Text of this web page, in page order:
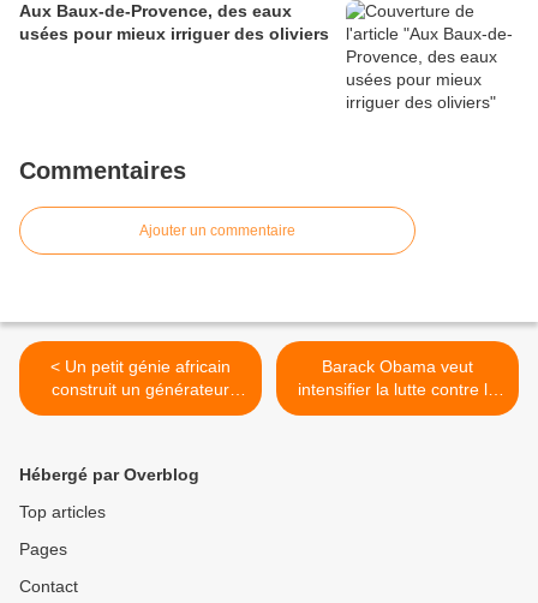
Aux Baux-de-Provence, des eaux
usées pour mieux irriguer des oliviers
Commentaires
Ajouter un commentaire
< Un petit génie africain
construit un générateur
électrique pour éclairer la
Barack Obama veut
intensifier la lutte contre le
réchauffement climatique >
Hébergé par Overblog
Top articles
Pages
Contact